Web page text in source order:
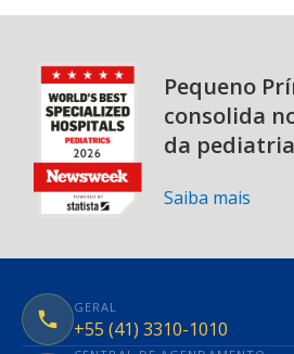
Pequeno
consolida
da pediatria
Saiba mais
GERAL
+55 (41) 3310-1010